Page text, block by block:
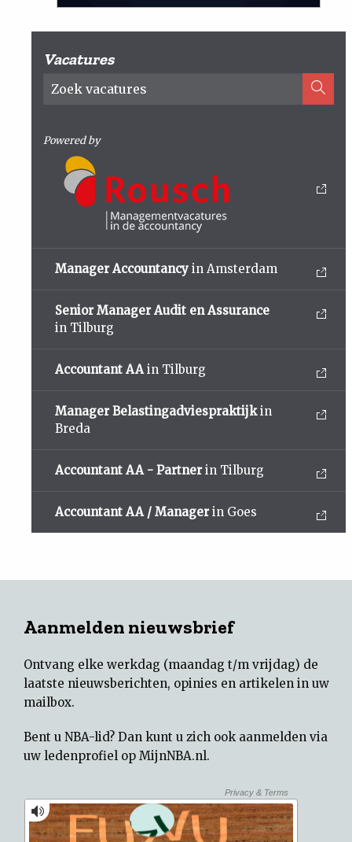
Vacatures
Powered by
Manager Accountancy in Amsterdam
Senior Manager Audit en Assurance
in Tilburg
Accountant AA in Tilburg
Manager Belastingadviespraktijkin
Breda
Accountant AA - Partner in Tilburg
Accountant AA / Manager in Goes
Aanmelden nieuwsbrief
Ontvang elke werkdag (maandag t/m vrijdag) de
laatste nieuwsberichten, opinies en artikelen in uw
mailbox.
Bent u NBA-lid? Dan kunt u zich ook aanmelden via
uw ledenprofiel op MijnNBA.nl.